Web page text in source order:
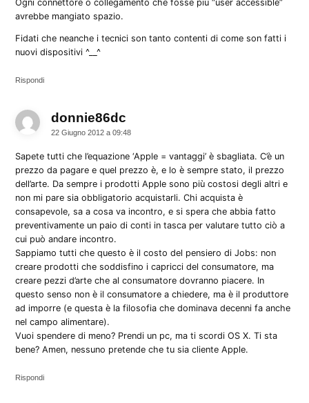
Ogni connettore o collegamento che fosse più “user accessible”
avrebbe mangiato spazio.
Fidati che neanche i tecnici son tanto contenti di come son fatti i
nuovi dispositivi ^__^
Rispondi
donnie86dc
22 Giugno 2012 a 09:48
Sapete tutti che l’equazione ‘Apple = vantaggi’ è sbagliata. C’è un
prezzo da pagare e quel prezzo è, e lo è sempre stato, il prezzo
dell’arte. Da sempre i prodotti Apple sono più costosi degli altri e
non mi pare sia obbligatorio acquistarli. Chi acquista è
consapevole, sa a cosa va incontro, e si spera che abbia fatto
preventivamente un paio di conti in tasca per valutare tutto ciò a
cui può andare incontro.
Sappiamo tutti che questo è il costo del pensiero di Jobs: non
creare prodotti che soddisfino i capricci del consumatore, ma
creare pezzi d’arte che al consumatore dovranno piacere. In
questo senso non è il consumatore a chiedere, ma è il produttore
ad imporre (e questa è la filosofia che dominava decenni fa anche
nel campo alimentare).
Vuoi spendere di meno? Prendi un pc, ma ti scordi OS X. Ti sta
bene? Amen, nessuno pretende che tu sia cliente Apple.
Rispondi